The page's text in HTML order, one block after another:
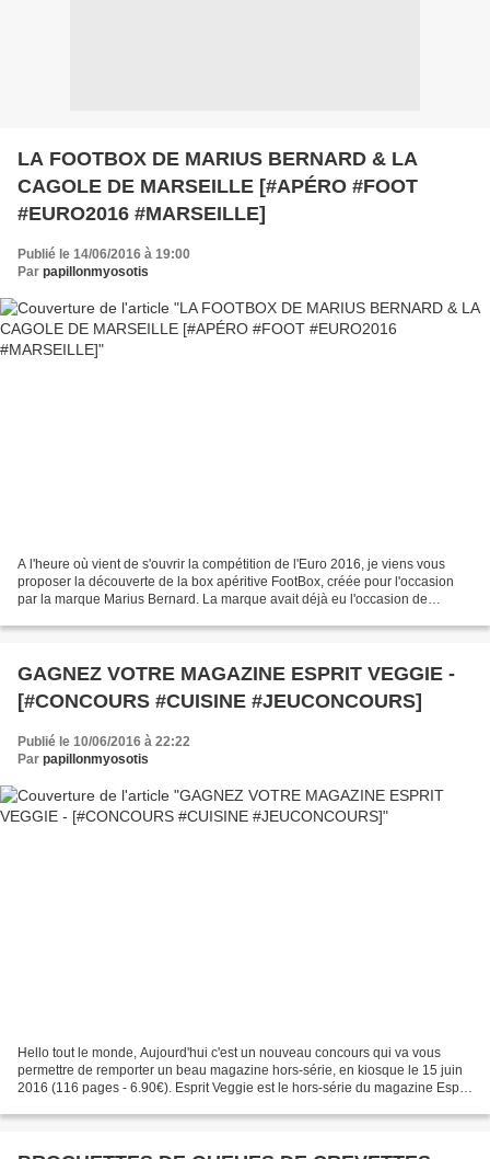
LA FOOTBOX DE MARIUS BERNARD & LA
CAGOLE DE MARSEILLE [#APÉRO #FOOT
#EURO2016 #MARSEILLE]
Publié le 14/06/2016 à 19:00
Par papillonmyosotis
A l'heure où vient de s'ouvrir la compétition de l'Euro 2016, je viens vous
proposer la découverte de la box apéritive FootBox, créée pour l'occasion
par la marque Marius Bernard. La marque avait déjà eu l'occasion de
GAGNEZ VOTRE MAGAZINE ESPRIT VEGGIE -
[#CONCOURS #CUISINE #JEUCONCOURS]
Publié le 10/06/2016 à 22:22
Par papillonmyosotis
Hello tout le monde, Aujourd'hui c'est un nouveau concours qui va vous
permettre de remporter un beau magazine hors-série, en kiosque le 15 juin
2016 (116 pages - 6.90€). Esprit Veggie est le hors-série du magazine Esprit